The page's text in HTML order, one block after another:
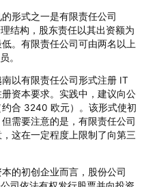
形式之一是有限责任公司
结构，股东责任以其出资额为
。有限责任公司可由两名以上
。
以有限责任公司形式注册 IT
资本要求。实践中，建议向公
合 3240 欧元）。该形式使初
需要注意的是，有限责任公司
这在一定程度上限制了向第三
的初创企业而言，股份公司